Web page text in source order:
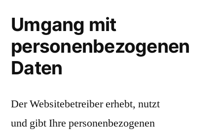
Umgang mit
personenbezogenen
Daten
Der Websitebetreiber erhebt, nutzt
und gibt Ihre personenbezogenen